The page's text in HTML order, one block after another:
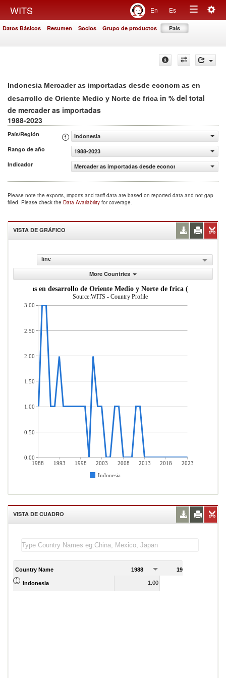
WITS En Es
Toggle
Datos Básicos Resumen Socios Grupo de productos País
Indonesia Mercader as importadas desde econom as en
desarrollo de Oriente Medio y Norte de frica in % del total
de mercader as importadas
1988-2023
País/Región
Indonesia
Rango de año
1988-2023
Indicador
Mercader as importadas desde econom as en
Please note the exports, imports and tariff data are based on reported data and not gap
filled. Please check the Data Availability for coverage.
VISTA DE GRÁFICO
line
More Countries
Mercader as importadas desde econom as en
Source:WITS - Country Profile
1988 1993 1998 2003 2008 2013 2018
2023
Indonesia
3.00
2.50
2.00
1.50
1.00
0.50
0.00
VISTA DE CUADRO
Country Name 1988 1989
Indonesia 1.00